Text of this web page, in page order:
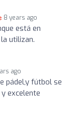
8 years ago
está en
utilizan.
ago
pádel,y fútbol se
excelente